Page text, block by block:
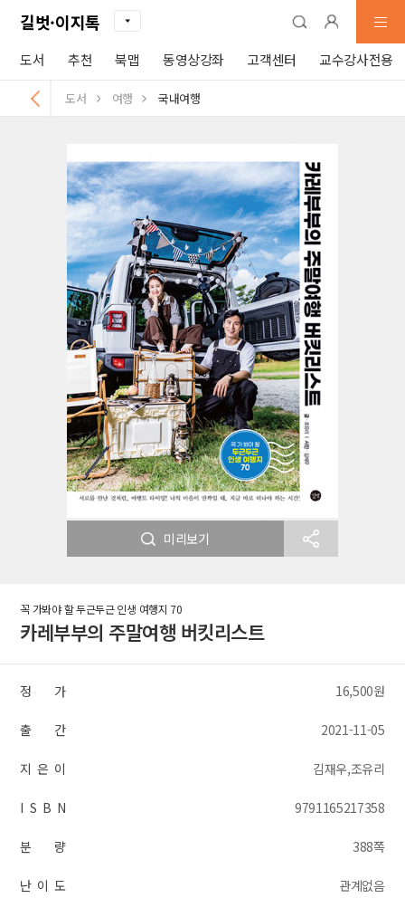
길벗·이지톡
도서 추천 북맵 동영상강좌 고객센터 교수강사전용
도서 여행 국내여행
미리보기
꼭 가봐야 할 두근두근 인생 여행지 70
카레부부의 주말여행 버킷리스트
정 가 16,500원
출 간 2021-11-05
지 은 이 김재우,조유리
I S B N 9791165217358
분 량 388쪽
난 이 도 관계없음